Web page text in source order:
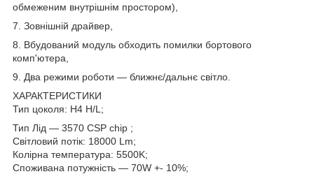
обмеженим внутрішнім простором),
7. Зовнішній драйвер,
8. Вбудований модуль обходить помилки бортового
комп'ютера,
9. Два режими роботи — ближнє/дальнє світло.
ХАРАКТЕРИСТИКИ
Тип цоколя: H4 H/L;
Тип Лід — 3570 CSP chip ;
Світловий потік: 18000 Lm;
Колірна температура: 5500K;
Споживана потужність — 70W +- 10%;